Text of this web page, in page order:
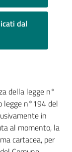
dal
della legge n°
legge n°194 del
in
al momento, la
cartacea, per